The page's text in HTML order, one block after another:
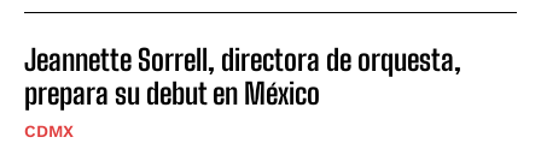
Jeannette Sorrell, directora de orquesta,
prepara su debut en México
CDMX